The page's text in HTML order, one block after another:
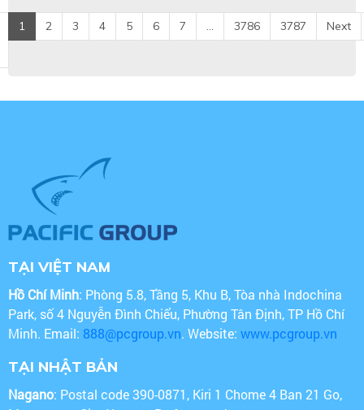
1 2 3 4 5 6 7 3786 3787 Next
TẠI VIỆT NAM
Hồ Chí Minh: Phòng 5.8, Tầng 5, Khu B, Tòa nhà Indochina
Park, số 4 Nguyễn Đình Chiểu, Phường Tân Định, TP Hồ Chí
Minh. Email: 888@pcgroup.vn. Website: www.pcgroup.vn
TẠI NHẬT BẢN
Nagano: Postal code 390-0871, Kiri 1 Chome 4 Ban 21 Go,